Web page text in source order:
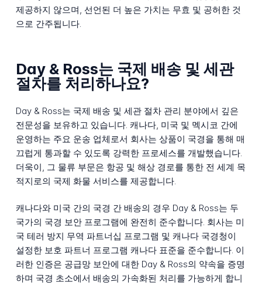
제공하지 않으며, 선언된 더 높은 가치는 무효 및 공허한 것
으로 간주됩니다.
Day & Ross는 국제 배송 및 세관
절차를 처리하나요?
Day & Ross는 국제 배송 및 세관 절차 관리 분야에서 깊은
전문성을 보유하고 있습니다. 캐나다, 미국 및 멕시코 간에
운영하는 주요 운송 업체로서 회사는 상품이 국경을 통해 매
끄럽게 통과할 수 있도록 강력한 프로세스를 개발했습니다.
더욱이, 그 물류 부문은 항공 및 해상 경로를 통한 전 세계 목
적지로의 국제 화물 서비스를 제공합니다.
캐나다와 미국 간의 국경 간 배송의 경우 Day & Ross는 두
국가의 국경 보안 프로그램에 완전히 준수합니다. 회사는 미
국 테러 방지 무역 파트너십 프로그램 및 캐나다 국경청이
설정한 보호 파트너 프로그램 캐나다 표준을 준수합니다. 이
러한 인증은 공급망 보안에 대한 Day & Ross의 약속을 증명
하며 국경 초소에서 배송의 가속화된 처리를 가능하게 합니